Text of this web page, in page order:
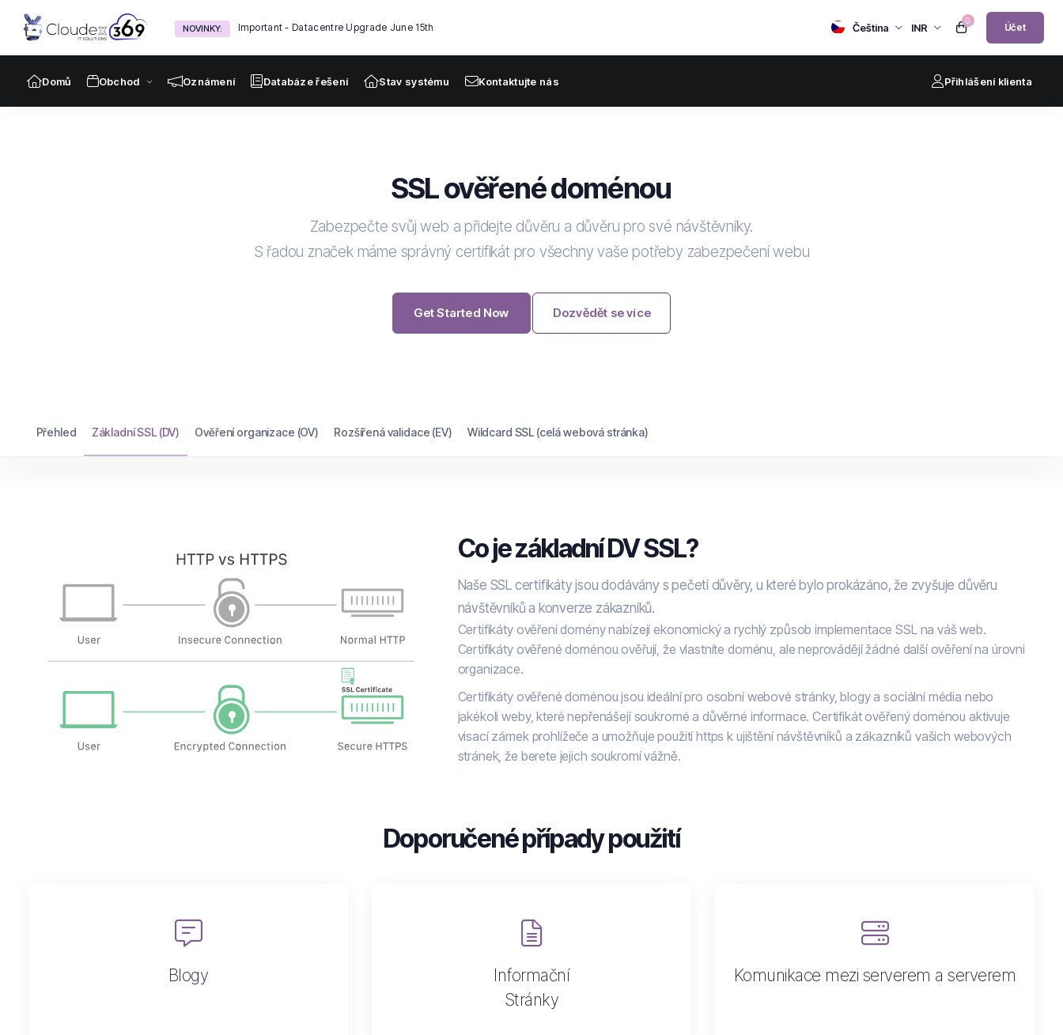
NOVINKY: Important - Datacentre Upgrade June 15th
Urgent Server Migration Čeština INR
0
Účet
Domů Obchod Oznámení Databáze řešení Stav systému Kontaktujte nás Přihlášení klienta
SSL ověřené doménou
Zabezpečte svůj web a přidejte důvěru a důvěru pro své návštěvníky.
S řadou značek máme správný certifikát pro všechny vaše potřeby zabezpečení webu
Get Started Now Dozvědět se více
Přehled Základní SSL (DV) Ověření organizace (OV) Rozšířená validace (EV) Wildcard SSL (celá webová stránka)
Co je základní DV SSL?
Naše SSL certifikáty jsou dodávány s pečetí důvěry, u které bylo prokázáno, že zvyšuje důvěru
návštěvníků a konverze zákazníků.
Certifikáty ověření domény nabízejí ekonomický a rychlý způsob implementace SSL na váš web.
Certifikáty ověřené doménou ověřují, že vlastníte doménu, ale neprovádějí žádné další ověření na úrovni
organizace.
Certifikáty ověřené doménou jsou ideální pro osobní webové stránky, blogy a sociální média nebo
jakékoli weby, které nepřenášejí soukromé a důvěrné informace. Certifikát ověřený doménou aktivuje
visací zámek prohlížeče a umožňuje použití https k ujištění návštěvníků a zákazníků vašich webových
stránek, že berete jejich soukromí vážně.
Doporučené případy použití
Blogy
Informační
Stránky
Komunikace mezi serverem a serverem